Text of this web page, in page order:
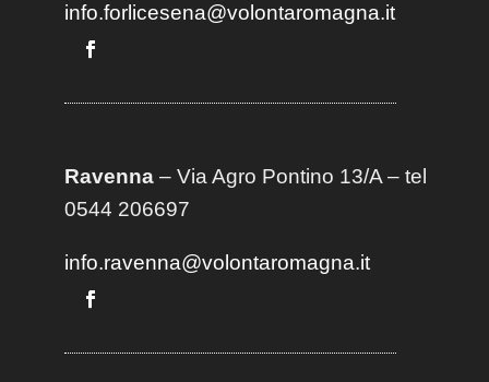
info.forlicesena@volontaromagna.it
Ravenna– Via Agro Pontino 13/A– tel
0544 206697
info.ravenna@volontaromagna.it